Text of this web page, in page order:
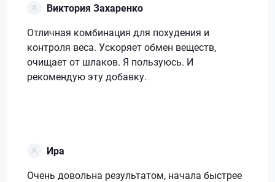
Виктория Захаренко
Отличная комбинация для похудения и
контроля веса. Ускоряет обмен веществ,
очищает от шлаков. Я пользуюсь. И
рекомендую эту добавку.
Ира
Очень довольна результатом, начала быстрее